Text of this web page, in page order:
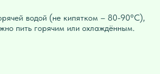
водой (не кипятком – 80-90°C),
пить горячим или охлаждённым.